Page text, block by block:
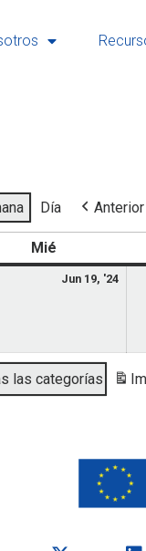
Día Anterior
Mié
Jun 19, '24
las categorías